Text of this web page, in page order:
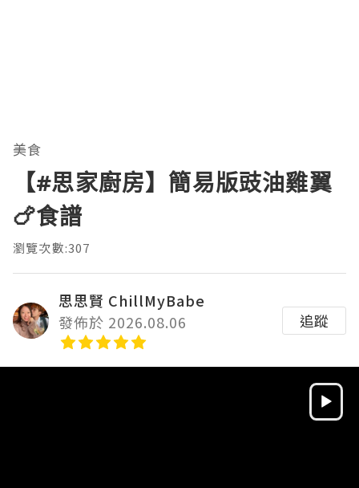
美食
【#思家廚房】簡易版豉油雞翼
🍗食譜
瀏覽次數:307
思思賢 ChillMyBabe
發佈於 2026.08.06
追蹤